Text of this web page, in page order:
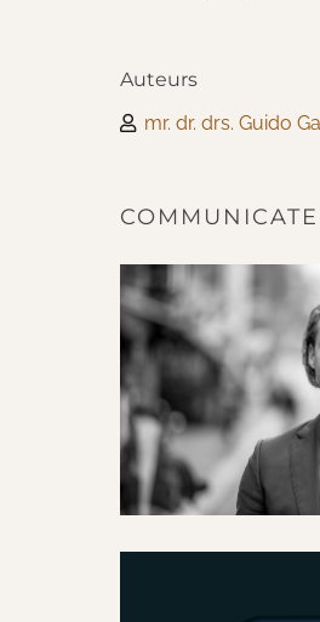
Auteurs
mr. dr. drs. Guido
COMMUNICATE